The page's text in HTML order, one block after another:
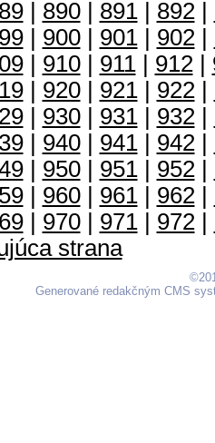
| 890| 891| 892|
| 900| 901| 902|
| 910| 911| 912|
| 920| 921| 922|
| 930| 931| 932|
| 940| 941| 942|
| 950| 951| 952|
| 960| 961| 962|
| 970| 971| 972|
strana
Generované redakčným CMS